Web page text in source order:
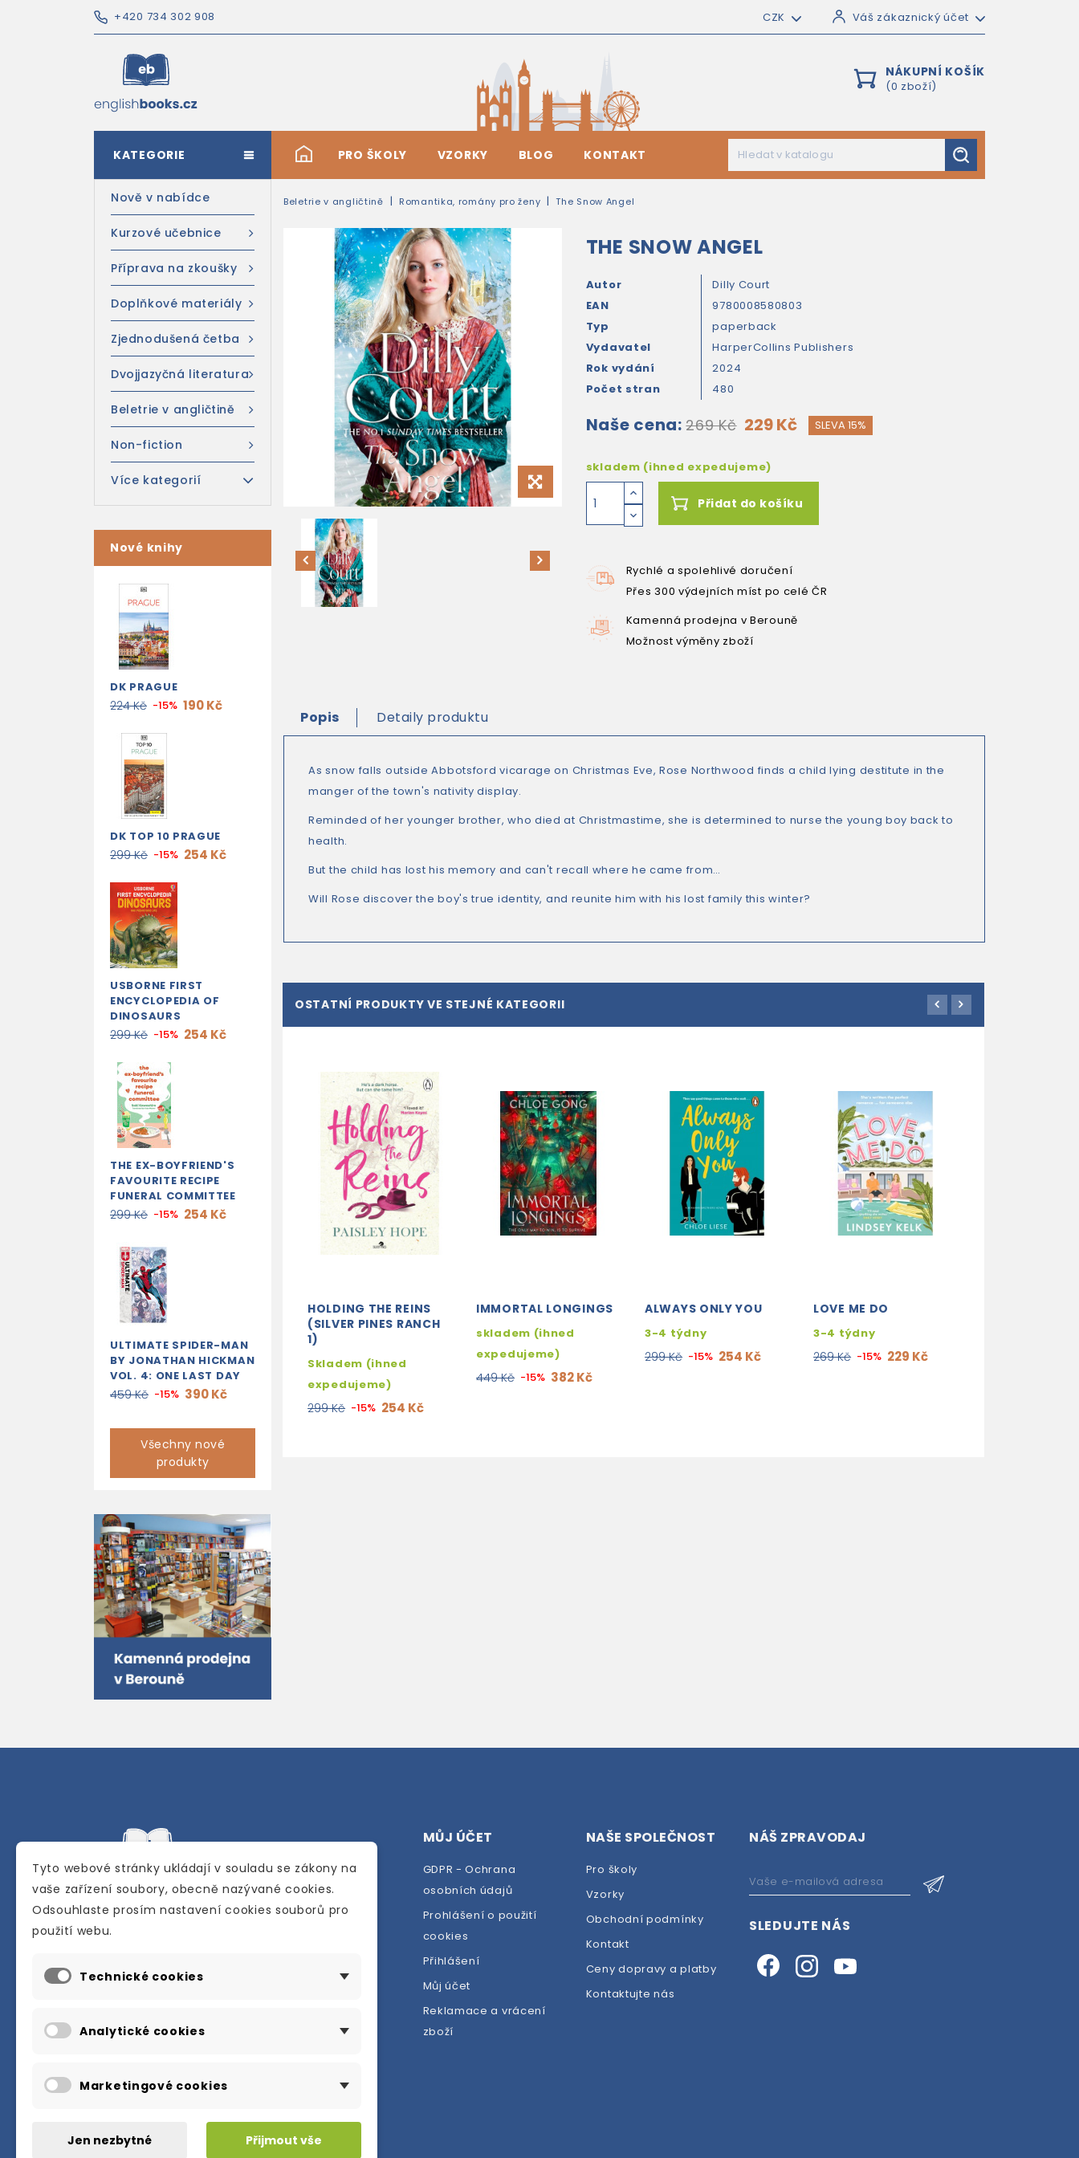
+420 734 302 908 CZK Váš zákaznický účet
NÁKUPNÍ KOŠÍK
(0 zboží)
# PRO ŠKOLY VZORKY BLOG KONTAKT
KATEGORIE
Nově v nabídce
Kurzové učebnice
Příprava na zkoušky
Doplňkové materiály
Zjednodušená četba
Dvojjazyčná literatura
Beletrie v angličtině
Non-fiction
Více kategorií
Nové knihy
DK PRAGUE
224 Kč -15% 190 Kč
DK TOP 10 PRAGUE
299 Kč -15% 254 Kč
USBORNE FIRST
ENCYCLOPEDIA OF
DINOSAURS
299 Kč -15% 254 Kč
THE EX-BOYFRIEND'S
FAVOURITE RECIPE
FUNERAL COMMITTEE
299 Kč -15% 254 Kč
ULTIMATE SPIDER-MAN
BY JONATHAN HICKMAN
VOL. 4: ONE LAST DAY
459 Kč -15% 390 Kč
Všechny nové
produkty
Beletrie v angličtině Romantika, romány pro ženy The Snow Angel
THE SNOW ANGEL
Autor
Dilly Court
EAN
9780008580803
Typ
paperback
Vydavatel
HarperCollins Publishers
Rok vydání
2024
Počet stran
480
Naše cena: 269 Kč 229 Kč SLEVA 15%
skladem (ihned expedujeme)
Přidat do košíku
Rychlé a spolehlivé doručení
Přes 300 výdejních míst po celé ČR
Kamenná prodejna v Berouně
Možnost výměny zboží
Popis Detaily produktu
As snow falls outside Abbotsford vicarage on Christmas Eve, Rose Northwood finds a child lying destitute in the
manger of the town's nativity display.
Reminded of her younger brother, who died at Christmastime, she is determined to nurse the young boy back to
health.
But the child has lost his memory and can't recall where he came from…
Will Rose discover the boy's true identity, and reunite him with his lost family this winter?
OSTATNÍ PRODUKTY VE STEJNÉ KATEGORII
HOLDING THE REINS
(SILVER PINES RANCH
1)
Skladem (ihned
expedujeme)
299 Kč -15% 254 Kč
IMMORTAL LONGINGS
skladem (ihned
expedujeme)
449 Kč -15% 382 Kč
ALWAYS ONLY YOU
3-4 týdny
299 Kč -15% 254 Kč
LOVE ME DO
3-4 týdny
269 Kč -15% 229 Kč
Internetové a kamenné knihkupectví se
anglického jazyka.
Karly Machové 48 Beroun 266 01
info@englishbooks.cz
MŮJ ÚČET
GDPR - Ochrana
osobních údajů
Prohlášení o použití
cookies
Přihlášení
Můj účet
Reklamace a vrácení
zboží
NAŠE SPOLEČNOST
Pro školy
Vzorky
Obchodní podmínky
Kontakt
Ceny dopravy a platby
Kontaktujte nás
NÁŠ ZPRAVODAJ
SLEDUJTE NÁS
Tyto webové stránky ukládají v souladu se zákony na
vaše zařízení soubory, obecně nazývané cookies.
Odsouhlaste prosím nastavení cookies souborů pro
použití webu.
Technické cookies
Analytické cookies
Marketingové cookies
Jen nezbytné Přijmout vše